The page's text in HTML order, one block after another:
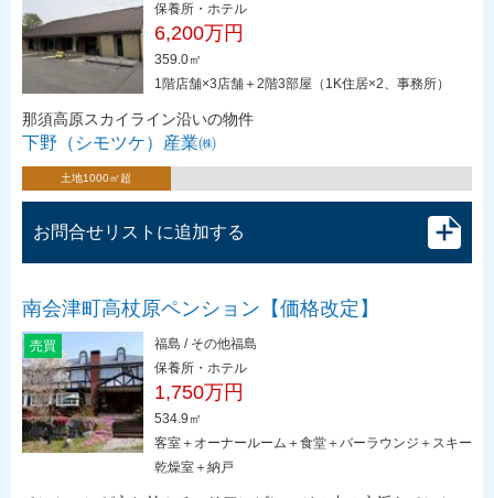
保養所・ホテル
6,200万円
359.0㎡
1階店舗×3店舗＋2階3部屋（1K住居×2、事務所）
那須高原スカイライン沿いの物件
下野（シモツケ）産業㈱
土地1000㎡超
お問合せリストに追加する
南会津町高杖原ペンション【価格改定】
売買
福島 / その他福島
保養所・ホテル
1,750万円
534.9㎡
客室＋オーナールーム＋食堂＋バーラウンジ＋スキー
乾燥室＋納戸